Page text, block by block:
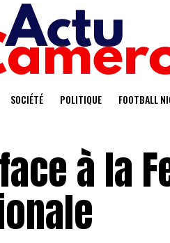
SOCIÉTÉ POLITIQUE FOOTBALL
à la